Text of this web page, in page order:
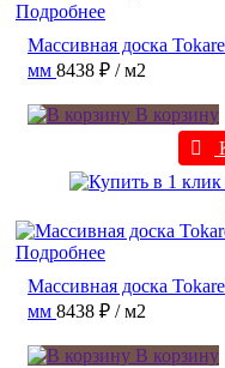
Подробнее
Массивная доска
мм 8438 ₽ / м2
В корзину
Подробнее
Массивная доска
мм 8438 ₽ / м2
В корзину